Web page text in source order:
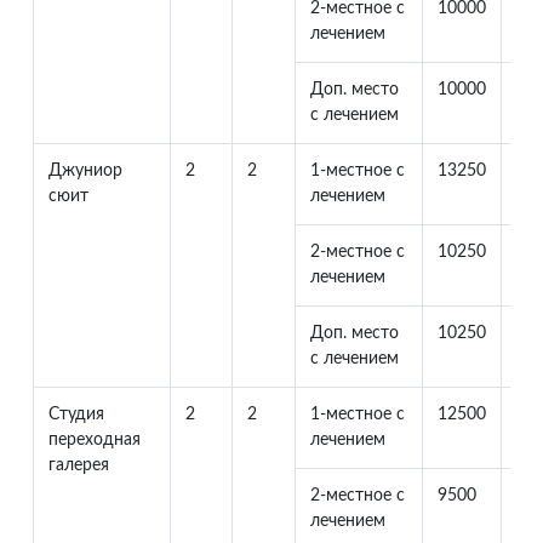
2-местное с
лечением
10000
Доп. место
с лечением
10000
Джуниор
сюит
2 2
1-местное с
лечением
13250
2-местное с
лечением
10250
Доп. место
с лечением
10250
Студия
переходная
галерея
2 2
1-местное с
лечением
12500
2-местное с
лечением
9500